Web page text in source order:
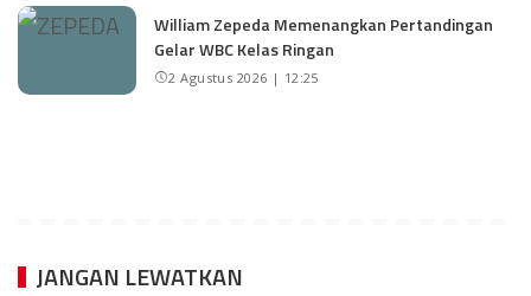
William Zepeda Memenangkan Pertandingan
Gelar WBC Kelas Ringan
2 Agustus 2026 | 12:25
JANGAN LEWATKAN